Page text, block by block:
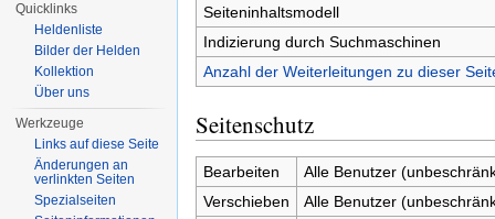
Seiteninhaltsmodell
Indizierung durch Suchmaschinen
Anzahl der Weiterleitungen zu dieser
Seitenschutz
Bearbeiten
Alle Benutzer
Verschieben
Alle Benutzer
Quicklinks
Heldenliste
Bilder der Helden
Kollektion
Über uns
Werkzeuge
Links auf diese Seite
Änderungen an
verlinkten Seiten
Spezialseiten